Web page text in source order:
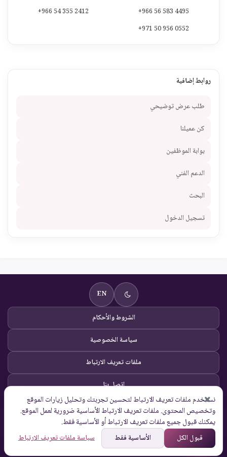
+966 56 583 4495
+966 54 355 2412
+971 50 956 0552
روابط إضافية
طلب عرض توضيحي
كن عميلنا
بوابة الموظفين
الدعم الفني
البحث
تسجيل الدخول
© Global Solutions 2026 |
جميع الحقوق محفوظة
EN
الشروط والأحكام
سياسة الخصوصية
ملفات تعريف الارتباط
اتصل بنا
نستخدم ملفات تعريف الارتباط لتحسين تجربتك وتحليل زيارات الموقع
وتخصيص المحتوى. ملفات تعريف الارتباط الأساسية ضرورية لعمل الموقع.
يمكنك قبول جميع ملفات تعريف الارتباط أو الأساسية فقط.
قبول الكل الأساسية فقط سياسة ملفات تعريف الارتباط